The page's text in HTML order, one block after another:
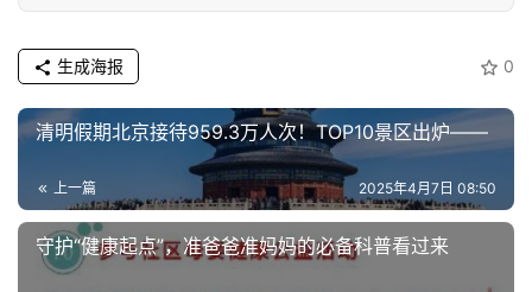
0
生成海报
清明假期北京接待959.3万人次！TOP10景区出炉——
上一篇 2025年4月7日 08:50
守护“健康起点”，准爸爸准妈妈的必备科普看过来